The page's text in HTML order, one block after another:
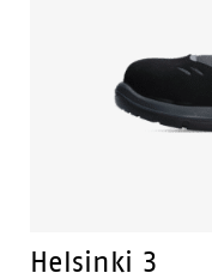
Helsinki 3